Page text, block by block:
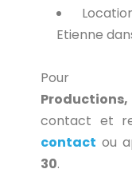
Etienne
Pour
Productions,
contact et
contact ou
30.